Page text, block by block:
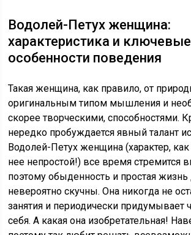
Водолей-Петух женщина:
характеристика и ключевые
особенности поведения
Такая женщина, как правило, от
оригинальным типом мышления и
скорее творческими, способностями.
нередко пробуждается явный талант
Водолей-Петух женщина (характер,
нее непростой!) все время стремится
поэтому обыденность и простая жизнь
невероятно скучны. Она никогда не
занятия и периодически придумывает
себя. А какая она изобретательная!